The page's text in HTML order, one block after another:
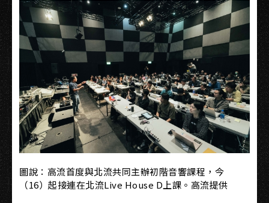
圖說：高流首度與北流共同主辦初階音響課程，今
（16）起接連在北流Live House D上課。高流提供